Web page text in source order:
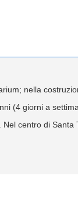
nella
(4 giorni a
centro di Santa